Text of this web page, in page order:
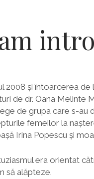
2008 și întoarcerea
de dr. Oana Melinte
de grupa care s-au
femeilor la
Irina Popescu și
era orientat
să alăpteze.